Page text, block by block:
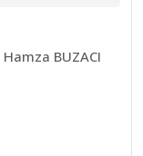
BUZACI